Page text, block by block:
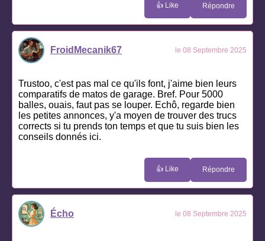
👍 Like Répondre
FroidMecanik67 le 08 Septembre 2025
Trustoo, c'est pas mal ce qu'ils font, j'aime bien leurs
comparatifs de matos de garage. Bref. Pour 5000
balles, ouais, faut pas se louper. Echô, regarde bien
les petites annonces, y'a moyen de trouver des trucs
corrects si tu prends ton temps et que tu suis bien les
conseils donnés ici.
👍 Like Répondre
Écho le 08 Septembre 2025